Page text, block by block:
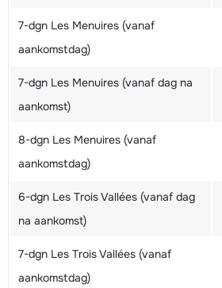
7-dgn Les Menuires (vanaf
aankomstdag)
7-dgn Les Menuires (vanaf dag na
aankomst)
8-dgn Les Menuires (vanaf
aankomstdag)
6-dgn Les Trois Vallées (vanaf dag
na aankomst)
7-dgn Les Trois Vallées (vanaf
aankomstdag)